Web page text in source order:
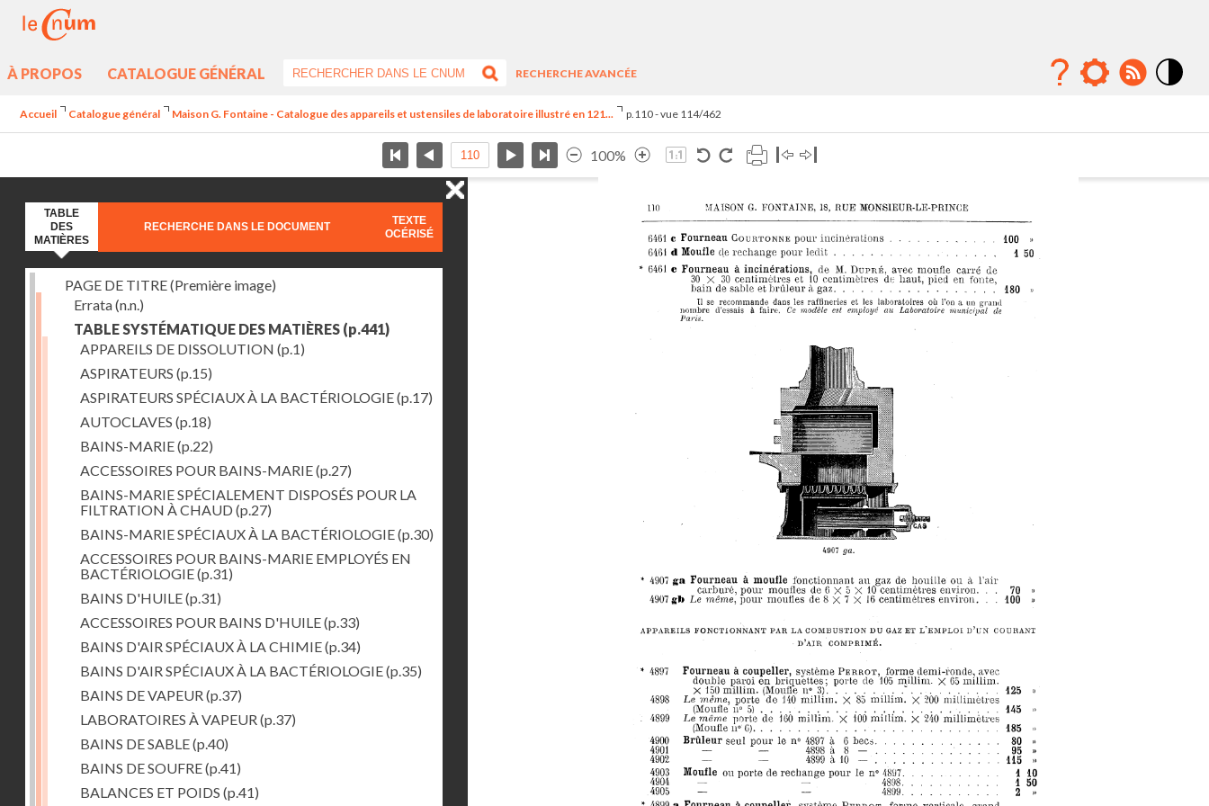
À PROPOS CATALOGUE GÉNÉRAL
RECHERCHE AVANCÉE
Accueil Catalogue général Maison G. Fontaine - Catalogue des appareils et ustensiles de laboratoire illustré en 121... p.110 - vue 114/462
100%
TABLE
DES
MATIÈRES
RECHERCHE DANS LE DOCUMENT
TEXTE
OCÉRISÉ
PAGE DE TITRE (Première image)
Errata(n.n.)
TABLE SYSTÉMATIQUE DES MATIÈRES (p.441)
APPAREILS DE DISSOLUTION (p.1)
ASPIRATEURS (p.15)
ASPIRATEURS SPÉCIAUX À LA BACTÉRIOLOGIE(p.17)
AUTOCLAVES (p.18)
BAINS-MARIE(p.22)
ACCESSOIRES POUR BAINS-MARIE(p.27)
BAINS-MARIE SPÉCIALEMENT DISPOSÉS POUR LA
FILTRATION À CHAUD (p.27)
BAINS-MARIE SPÉCIAUX À LA BACTÉRIOLOGIE(p.30)
ACCESSOIRES POUR BAINS-MARIE EMPLOYÉS EN
BACTÉRIOLOGIE(p.31)
BAINS D'HUILE(p.31)
ACCESSOIRES POUR BAINS D'HUILE(p.33)
BAINS D'AIR SPÉCIAUX À LA CHIMIE(p.34)
BAINS D'AIR SPÉCIAUX À LA BACTÉRIOLOGIE(p.35)
BAINS DE VAPEUR(p.37)
LABORATOIRES À VAPEUR(p.37)
BAINS DE SABLE(p.40)
BAINS DE SOUFRE(p.41)
BALANCES ET POIDS (p.41)